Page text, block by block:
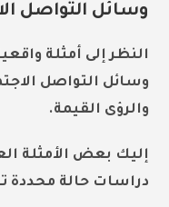
وسائل التواصل
النظر إلى أمثلة
وسائل التواصل
والرؤى القيمة.
إليك بعض الأمثلة
دراسات حالة محددة